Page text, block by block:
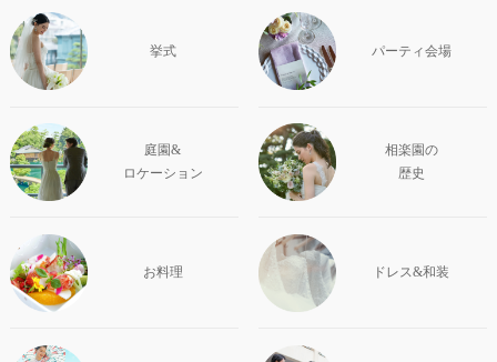
挙式 パーティ会場
庭園&
ロケーション
相楽園の
歴史
お料理 ドレス&和装